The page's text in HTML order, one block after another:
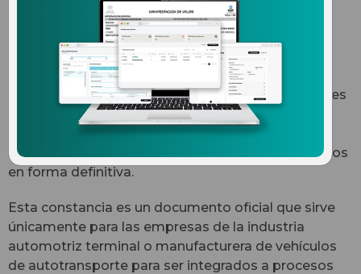
automotriz
La Constancia de Transferencia de Mercancía
(CTMs) es utilizada por las empresas de autopartes
para considerar como retornadas al extranjero las
partes y los componentes que importaron
temporalmente y como exportados los importados
en forma definitiva.
Esta constancia es un documento oficial que sirve
únicamente para las empresas de la industria
automotriz terminal o manufacturera de vehículos
de autotransporte para ser integrados a procesos